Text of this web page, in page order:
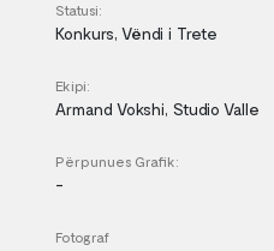
Statusi:
Konkurs, Vëndi i Trete
Ekipi:
Armand Vokshi, Studio Valle
Përpunues Grafik:
-
Fotograf